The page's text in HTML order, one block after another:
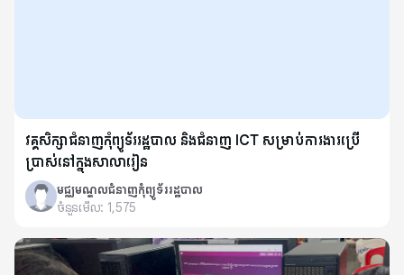
វគ្គសិក្សាជំនាញកុំព្យូទ័ររដ្ឋបាល និងជំនាញ ICT សម្រាប់ការងារប្រើ
ប្រាស់នៅក្នុងសាលារៀន
មជ្ឈមណ្ឌលជំនាញកុំព្យូទ័ររដ្ឋបាល
ចំនួនមើល: 1,575